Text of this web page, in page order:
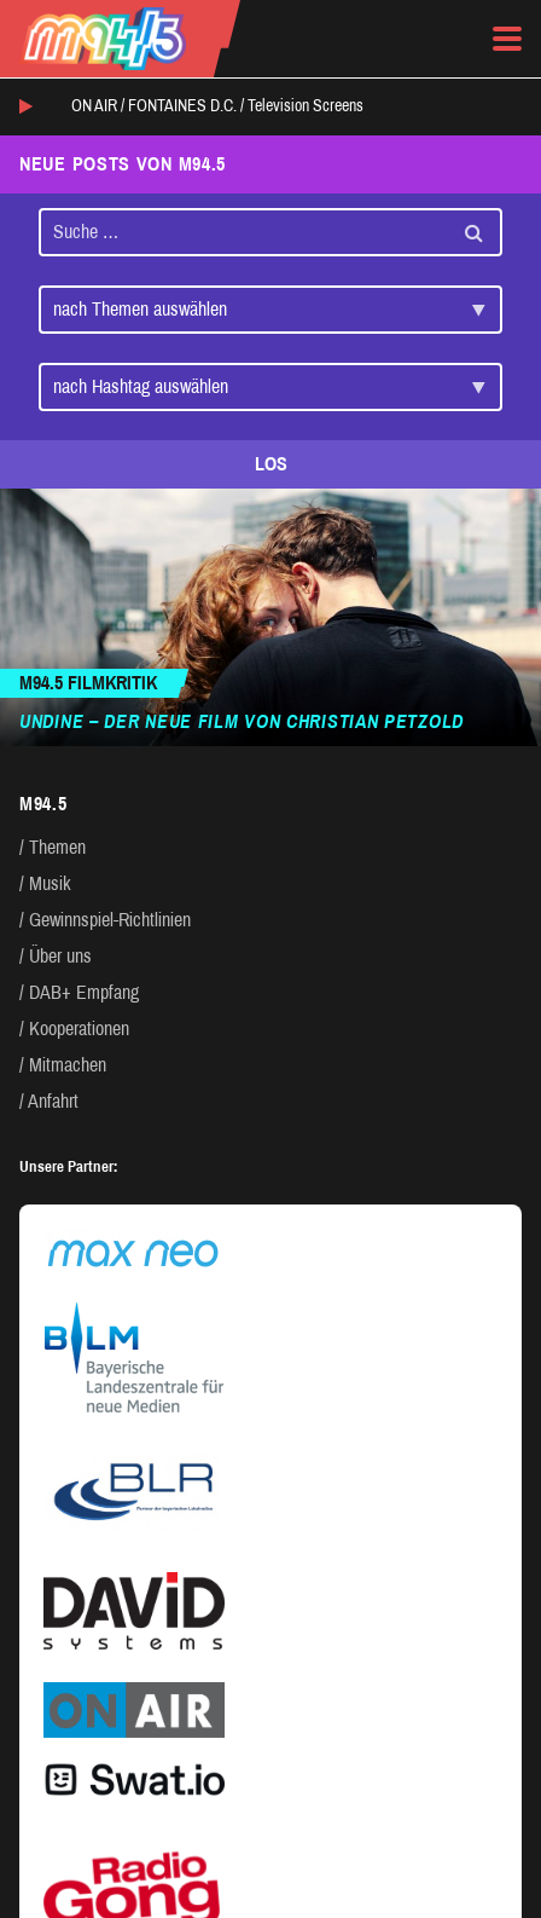
ON AIR / FONTAINES D.C. / Television Screens
NEUE POSTS VON M94.5
LOS
M94.5 FILMKRITIK
UNDINE – DER NEUE FILM VON CHRISTIAN PETZOLD
M94.5
Themen
Musik
Gewinnspiel-Richtlinien
Über uns
DAB+ Empfang
Kooperationen
Mitmachen
Anfahrt
Unsere Partner: